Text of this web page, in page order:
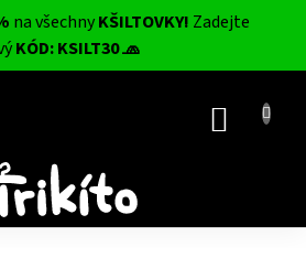
na všechnyKŠILTOVKY! Zadejte
KÓD: KSILT30 🧢